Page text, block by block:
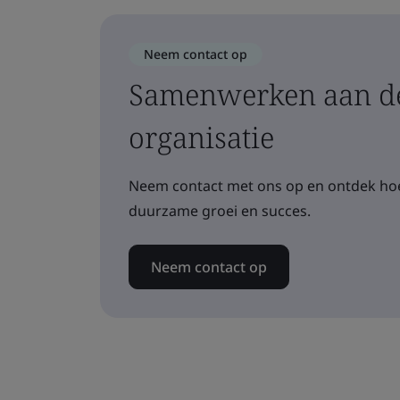
Neem contact op
Samenwerken aan
organisatie
Neem contact met ons op en ontdek
duurzame groei en succes.
Neem contact op